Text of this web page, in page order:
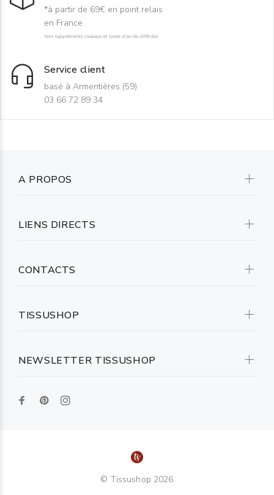
*à partir de 69€ en point relais
en France
hors suppléments rouleaux et zones d'accès difficiles
Service client
basé à Armentières (59)
03 66 72 89 34
NEWSLETTER TISSUSHOP
A PROPOS
LIENS DIRECTS
CONTACTS
TISSUSHOP
© Tissushop 2026